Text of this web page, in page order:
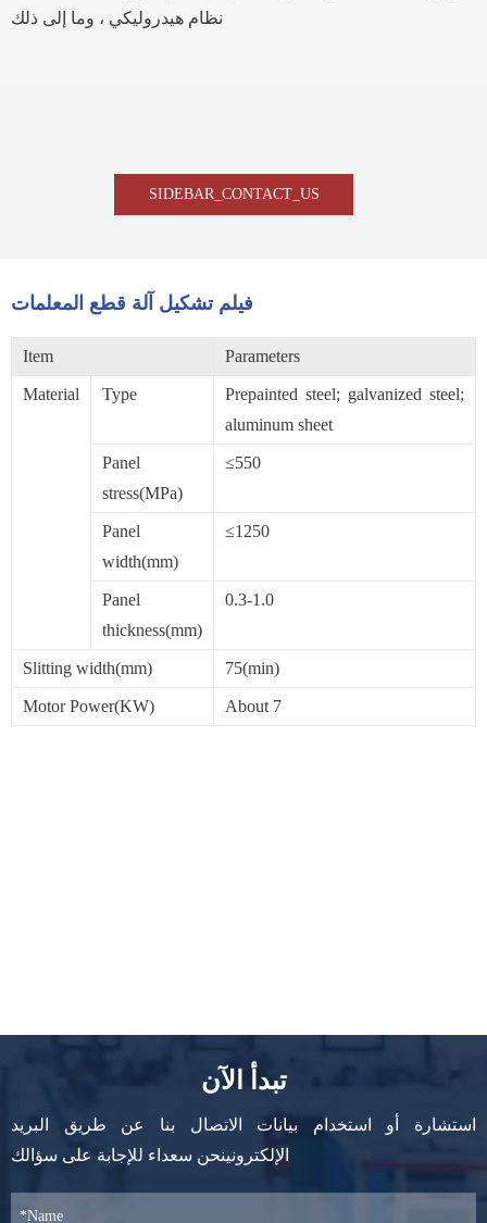
نظام هيدروليكي ، وما إلى ذلك
SIDEBAR_CONTACT_US
فيلم تشكيل آلة قطع المعلمات
Item Parameters
Material Type
Prepainted steel; galvanized steel;
aluminum sheet
Panel
stress(MPa)
≤550
Panel
width(mm)
≤1250
Panel
thickness(mm)
0.3-1.0
Slitting width(mm) 75(min)
Motor Power(KW) About 7
تبدأ الآن
استشارة أو استخدام بيانات الاتصال بنا عن طريق البريد
الإلكترونينحن سعداء للإجابة على سؤالك